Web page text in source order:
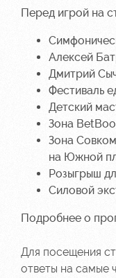
Перед игрой на
Алексей
Дмитрий
Фестиваль
Детский
Зона
Зона
на Южной
Розыгрыш
Силовой
Подробнее о
Для посещения
ответы на самые